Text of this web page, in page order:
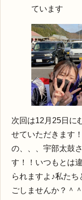
ています
次回は12月25日に
せていただきます
の、、、宇部太鼓
す！！いつもとは
られますよ♪私た
ごしませんか？＾